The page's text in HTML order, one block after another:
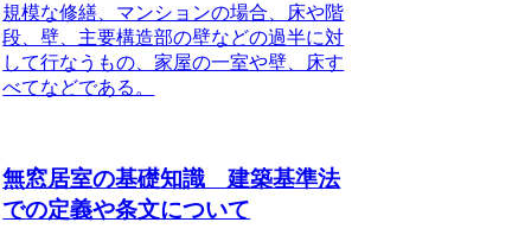
規模な修繕、マンションの場合、床や階
段、壁、主要構造部の壁などの過半に対
して行なうもの、家屋の一室や壁、床す
べてなどである。
無窓居室の基礎知識 建築基準法
での定義や条文について